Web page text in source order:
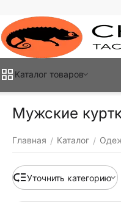
Каталог товаров
Мужские
Главная / Каталог /
Уточнить категорию